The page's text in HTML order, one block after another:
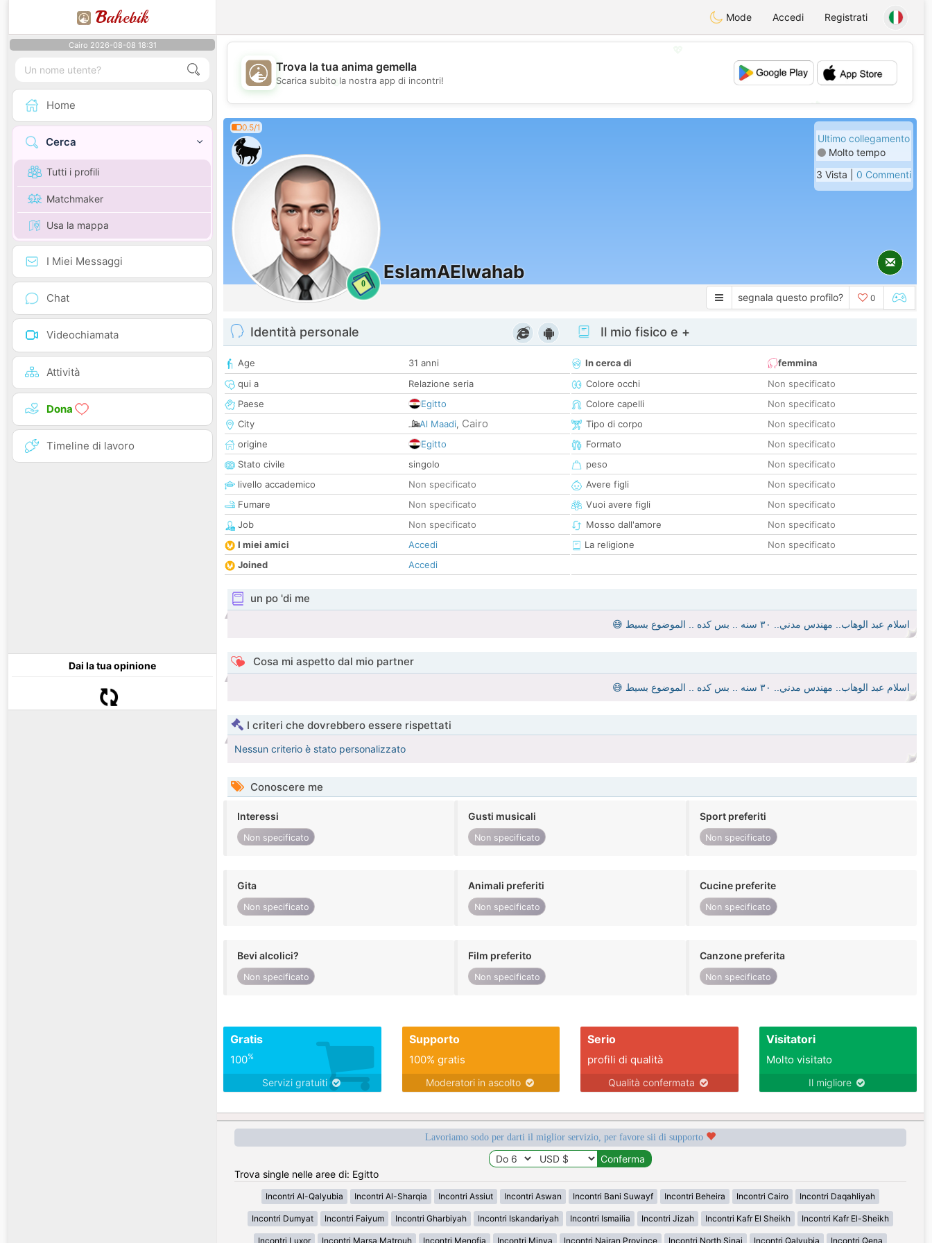
Bahebik Mode Accedi Registrati
Cairo 2026-08-08 18:31
Home
Cerca
Tutti i profili
Matchmaker
Usa la mappa
I Miei Messaggi
Chat
Videochiamata
Attività
Dona
Timeline di lavoro
Dai la tua opinione
💖
💕
Trova la tua anima gemella
Scarica subito la nostra app di incontri!
0.5/1
0
EslamAElwahab
Ultimo collegamento
Molto tempo
3 Vista | 0 Commenti
segnala questo profilo? 0
Identità personale
Age
31 anni
qui a
Relazione seria
Paese
Egitto
City
Al Maadi, Cairo
origine
Egitto
Stato civile
singolo
livello accademico
Non specificato
Fumare
Non specificato
Job
Non specificato
I miei amici
Accedi
Joined
Accedi
Il mio fisico e +
In cerca di
femmina
Colore occhi
Non specificato
Colore capelli
Non specificato
Tipo di corpo
Non specificato
Formato
Non specificato
peso
Non specificato
Avere figli
Non specificato
Vuoi avere figli
Non specificato
Mosso dall'amore
Non specificato
La religione
Non specificato
un po 'di me
اسلام عبد الوهاب.. مهندس مدني.. ٣٠ سنه .. بس كده .. الموضوع بسيط 😅
Cosa mi aspetto dal mio partner
اسلام عبد الوهاب.. مهندس مدني.. ٣٠ سنه .. بس كده .. الموضوع بسيط 😅
I criteri che dovrebbero essere rispettati
Nessun criterio è stato personalizzato
Conoscere me
Interessi
Non specificato
Gusti musicali
Non specificato
Sport preferiti
Non specificato
Gita
Non specificato
Animali preferiti
Non specificato
Cucine preferite
Non specificato
Bevi alcolici?
Non specificato
Film preferito
Non specificato
Canzone preferita
Non specificato
Gratis
100%
Servizi gratuiti
Supporto
100% gratis
Moderatori in ascolto
Serio
profili di qualità
Qualità confermata
Visitatori
Molto visitato
Il migliore
Lavoriamo sodo per darti il miglior servizio, per favore sii di supporto
Trova single nelle aree di: Egitto
Incontri Al-Qalyubia Incontri Al-Sharqia Incontri Assiut Incontri Aswan Incontri Bani Suwayf Incontri Beheira Incontri Cairo Incontri Daqahliyah
Incontri Dumyat Incontri Faiyum Incontri Gharbiyah Incontri Iskandariyah Incontri Ismailia Incontri Jizah Incontri Kafr El Sheikh Incontri Kafr El-Sheikh
Incontri Luxor Incontri Marsa Matrouh Incontri Menofia Incontri Minya Incontri Najran Province Incontri North Sinai Incontri Qalyubia Incontri Qena